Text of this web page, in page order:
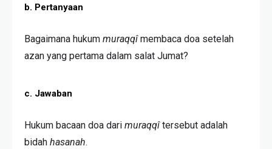
b. Pertanyaan
Bagaimana hukum muraqqîmembaca doa setelah
azan yang pertama dalam salat Jumat?
c. Jawaban
Hukum bacaan doa dari muraqqîtersebut adalah
bidah hasanah.